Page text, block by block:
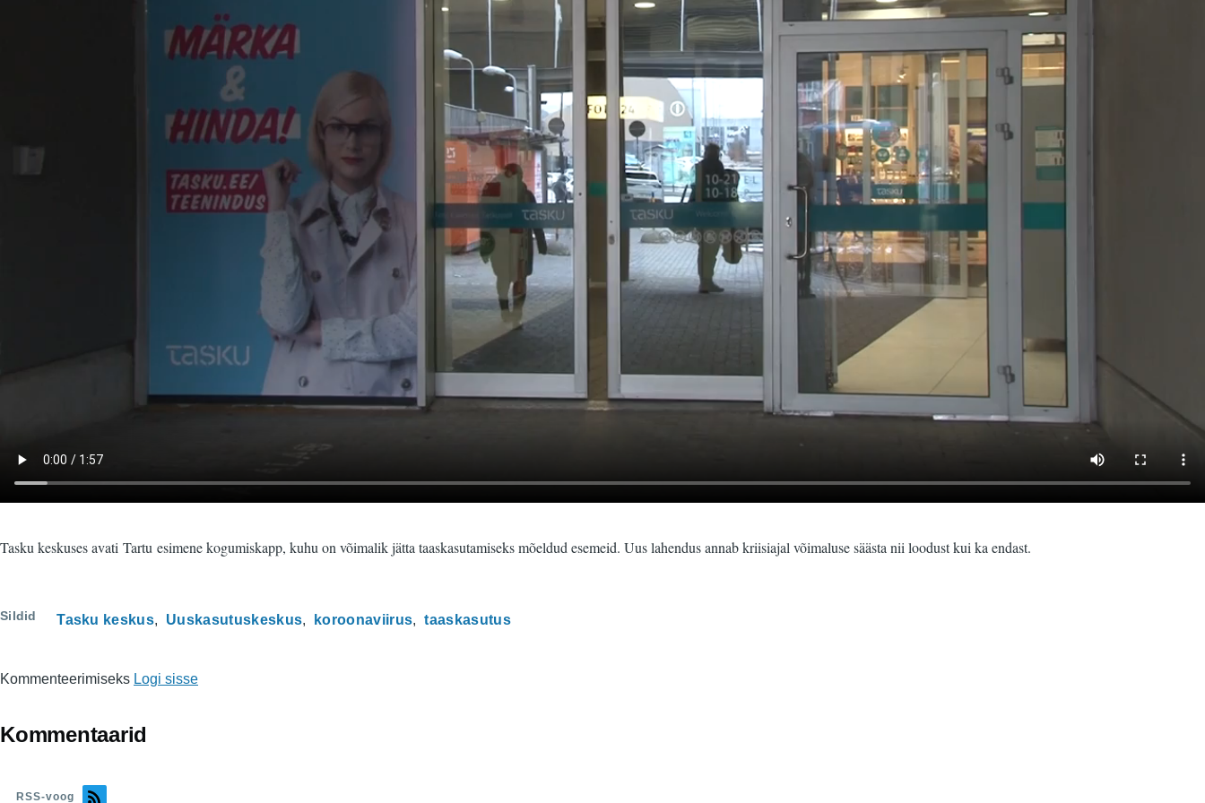
Tasku keskuses avati Tartu esimene kogumiskapp, kuhu on võimalik jätta taaskasutamiseks mõeldud esemeid. Uus lahendus annab kriisiajal võimaluse säästa nii loodust kui ka endast.
Sildid Tasku keskus Uuskasutuskeskus koroonaviirus taaskasutus
Kommenteerimiseks Logi sisse
Kommentaarid
RSS-voog